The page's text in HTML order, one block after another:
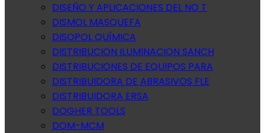
DISEÑO Y APLICACIONES DEL NO T
DISMOL MASQUEFA
DISOPOL QUÍMICA
DISTRIBUCION ILUMINACION SANCH
DISTRIBUCIONES DE EQUIPOS PARA
DISTRIBUIDORA DE ABRASIVOS FLE
DISTRIBUIDORA ERSA
DOGHER TOOLS
DOM-MCM